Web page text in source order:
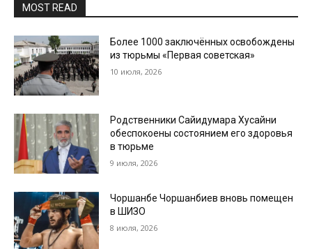
MOST READ
Более 1000 заключённых освобождены
из тюрьмы «Первая советская»
10 июля, 2026
Родственники Сайидумара Хусайни
обеспокоены состоянием его здоровья
в тюрьме
9 июля, 2026
Чоршанбе Чоршанбиев вновь помещен
в ШИЗО
8 июля, 2026